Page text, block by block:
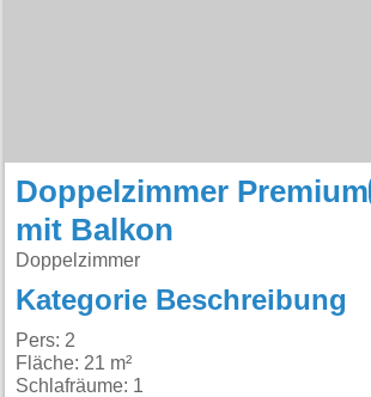
Doppelzimmer Premium
mit Balkon
Doppelzimmer
Kategorie Beschreibung
Pers: 2
Fläche: 21 m²
Schlafräume: 1